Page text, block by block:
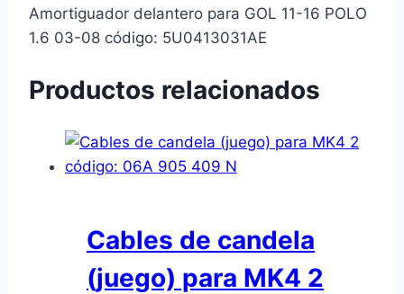
Amortiguador delantero para GOL 11-16 POLO
1.6 03-08 código: 5U0413031AE
Productos relacionados
Cables de candela
(juego) para MK4 2